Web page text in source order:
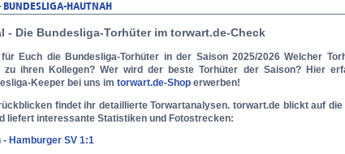
- Die Bundesliga-Torhüter im torwart.de-Check
Euch die Bundesliga-Torhüter in der Saison 2025/2026 Welcher
zu ihren Kollegen? Wer wird der beste Torhüter der Saison? Hier
Keeper bei uns im torwart.de-Shop erwerben!
findet ihr detaillierte Torwartanalysen.torwart.de blickt auf
liefert interessante Statistiken und Fotostrecken:
Hamburger SV 1:1